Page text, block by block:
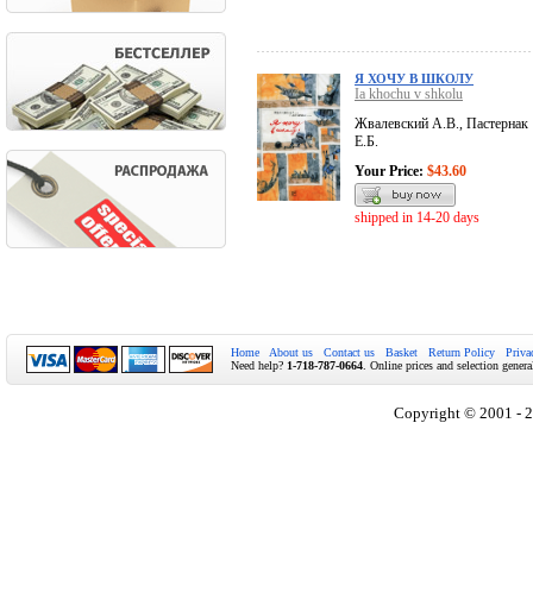
Я ХОЧУ В ШКОЛУ
Ia khochu v shkolu
Жвалевский А.В., Пастернак
Е.Б.
Your Price: $43.60
shipped in 14-20 days
Home About us Contact us Basket Return Policy
Need help? 1-718-787-0664 . Online prices and selection
Copyright © 2001 -